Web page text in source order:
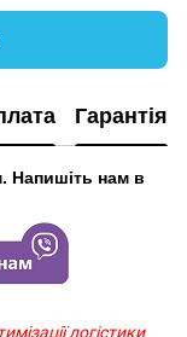
Гарантія
Напишіть нам в
логістики